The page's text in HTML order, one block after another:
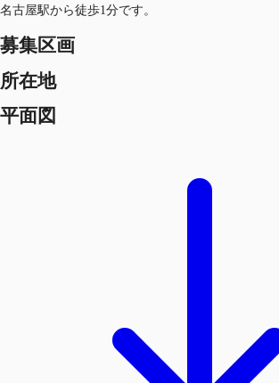
名古屋駅から徒歩1分です。
募集区画
所在地
平面図